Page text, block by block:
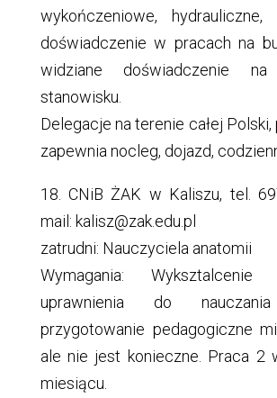
wykończeniowe, hydrauliczne,
doświadczenie w pracach na
widziane doświadczenie na
stanowisku.
Delegacje na terenie całej
zapewnia nocleg, dojazd,
18. CNiB ŻAK w Kaliszu, tel.
mail: kalisz@zak.edu.pl
zatrudni: Nauczyciela anatomii
Wymagania: Wyksztalcenie
uprawnienia do
przygotowanie pedagogiczne
ale nie jest konieczne. Praca 2
miesiącu.